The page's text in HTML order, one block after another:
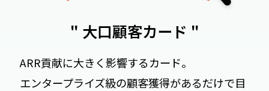
" 大口顧客カード "
ARR貢献に大きく影響するカード。
エンタープライズ級の顧客獲得があるだけで目